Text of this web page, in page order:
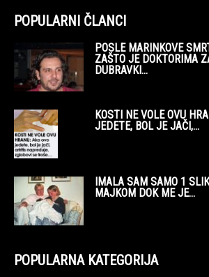
POPULARNI ČLANCI
POSLE MARINKOVE
ZAŠTO JE DOKTORIMA
DUBRAVKI...
KOSTI NE VOLE OVU
JEDETE, BOL JE JAČI,...
IMALA SAM SAMO 1
MAJKOM DOK ME JE...
POPULARNA KATEGORIJA